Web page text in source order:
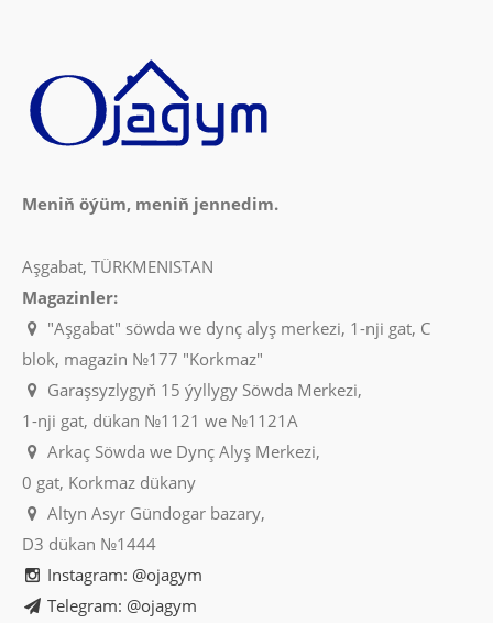
Meniň öýüm, meniň jennedim.
Aşgabat, TÜRKMENISTAN
Magazinler:
"Aşgabat" söwda we dynç alyş merkezi, 1-nji gat, C
blok, magazin №177 "Korkmaz"
Garaşsyzlygyň 15 ýyllygy Söwda Merkezi,
1-nji gat, dükan №1121 we №1121A
Arkaç Söwda we Dynç Alyş Merkezi,
0 gat, Korkmaz dükany
Altyn Asyr Gündogar bazary,
D3 dükan №1444
Instagram: @ojagym
Telegram: @ojagym